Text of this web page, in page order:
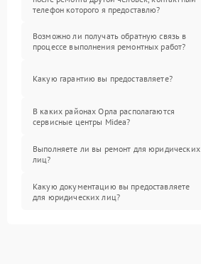
телефон которого я предоставлю?
Возможно ли получать обратную связь в
процессе выполнения ремонтных работ?
Какую гарантию вы предоставляете?
В каких районах Орла располагаются
сервисные центры Midea?
Выполняете ли вы ремонт для юридических
лиц?
Какую документацию вы предоставляете
для юридических лиц?